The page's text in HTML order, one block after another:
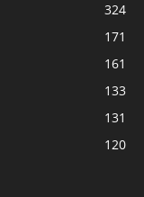
324
171
161
133
131
120